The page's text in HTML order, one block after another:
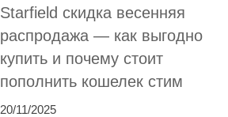
Starfield скидка весенняя
распродажа — как выгодно
купить и почему стоит
пополнить кошелек стим
20/11/2025